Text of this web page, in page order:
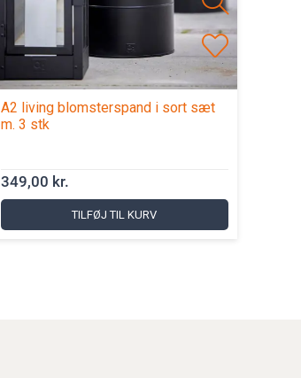
A2 living blomsterspand i sort sæt
m. 3 stk
349,00 kr.
TILFØJ TIL KURV